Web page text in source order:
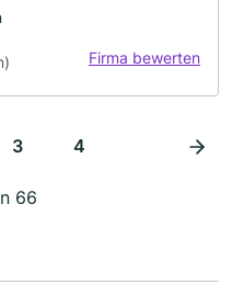
Firma bewerten
3 4
66